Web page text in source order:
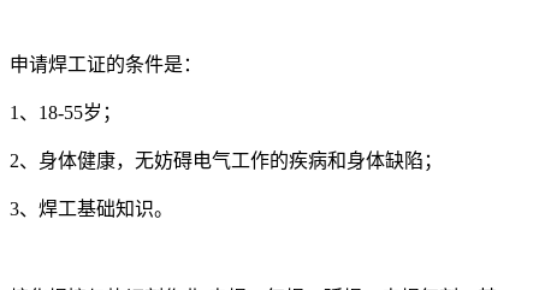
申请焊工证的条件是：
1、18-55岁；
2、身体健康，无妨碍电气工作的疾病和身体缺陷；
3、焊工基础知识。